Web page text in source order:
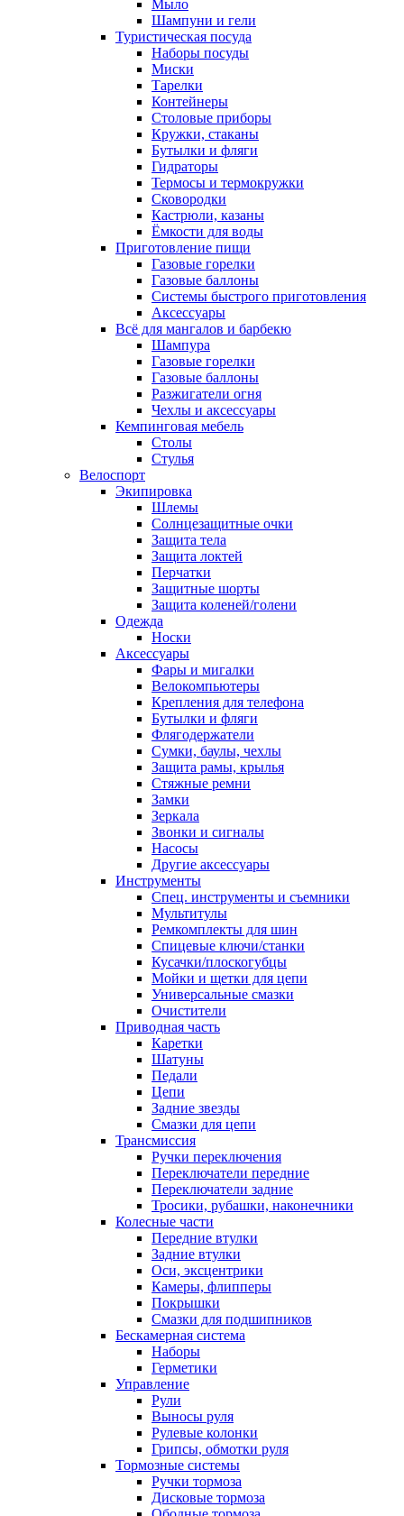
Мыло
Шампуни и гели
Туристическая посуда
Наборы посуды
Миски
Тарелки
Контейнеры
Столовые приборы
Кружки, стаканы
Бутылки и фляги
Гидраторы
Термосы и термокружки
Сковородки
Кастрюли, казаны
Ёмкости для воды
Приготовление пищи
Газовые горелки
Газовые баллоны
Системы быстрого приготовления
Аксессуары
Всё для мангалов и барбекю
Шампура
Газовые горелки
Газовые баллоны
Разжигатели огня
Чехлы и аксессуары
Кемпинговая мебель
Столы
Стулья
Велоспорт
Экипировка
Шлемы
Солнцезащитные очки
Защита тела
Защита локтей
Перчатки
Защитные шорты
Защита коленей/голени
Одежда
Носки
Аксессуары
Фары и мигалки
Велокомпьютеры
Крепления для телефона
Бутылки и фляги
Флягодержатели
Сумки, баулы, чехлы
Защита рамы, крылья
Стяжные ремни
Замки
Зеркала
Звонки и сигналы
Насосы
Другие аксессуары
Инструменты
Спец. инструменты и съемники
Мультитулы
Ремкомплекты для шин
Спицевые ключи/станки
Кусачки/плоскогубцы
Мойки и щетки для цепи
Универсальные смазки
Очистители
Приводная часть
Каретки
Шатуны
Педали
Цепи
Задние звезды
Смазки для цепи
Трансмиссия
Ручки переключения
Переключатели передние
Переключатели задние
Тросики, рубашки, наконечники
Колесные части
Передние втулки
Задние втулки
Оси, эксцентрики
Камеры, флипперы
Покрышки
Смазки для подшипников
Бескамерная система
Наборы
Герметики
Управление
Рули
Выносы руля
Рулевые колонки
Грипсы, обмотки руля
Тормозные системы
Ручки тормоза
Дисковые тормоза